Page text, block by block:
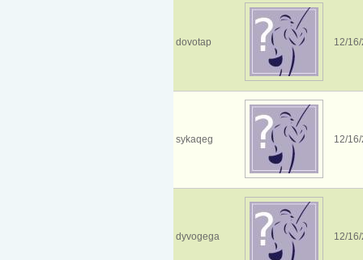
dovotap 12/
sykaqeg 12/
dyvogega 12/